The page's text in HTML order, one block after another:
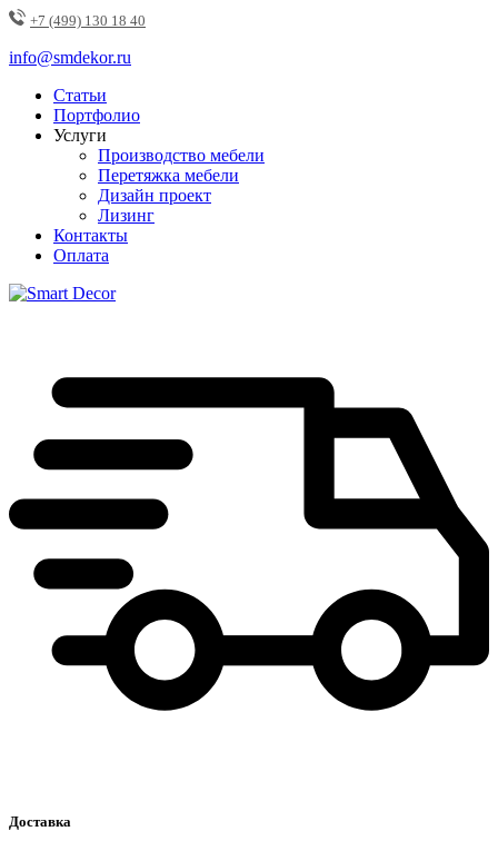
+7 (499) 130 18 40
info@smdekor.ru
Статьи
Портфолио
Услуги
Производство мебели
Перетяжка мебели
Дизайн проект
Лизинг
Контакты
Оплата
Доставка